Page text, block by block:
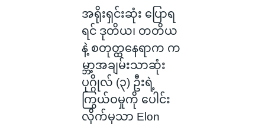
အရိုးရှင်းဆုံး ပြောရ
ရင် ဒုတိယ၊ တတိယ
နဲ့ စတုတ္ထနေရာက က
မ္ဘာ့အချမ်းသာဆုံး
ပုဂ္ဂိုလ် (၃) ဦးရဲ့
ကြွယ်ဝမှုကို ပေါင်း
လိုက်မှသာ Elon